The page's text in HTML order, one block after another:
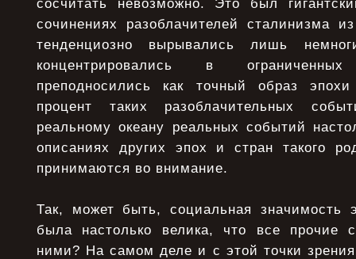
сосчитать невозможно. Это был
сочинениях разоблачителей сталинизма
тенденциозно вырывались лишь
концентрировались в
преподносились как точный образ
процент таких разоблачительных
реальному океану реальных событий
описаниях других эпох и стран такого
принимаются во внимание.
Так, может быть, социальная значимость
была настолько велика, что все прочие
ними? На самом деле и с этой точки